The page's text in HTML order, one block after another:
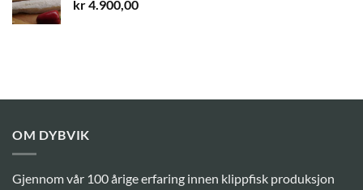
kr4.900,00
OM DYBVIK
Gjennom vår 100 årige erfaring innen klippfisk produksjon